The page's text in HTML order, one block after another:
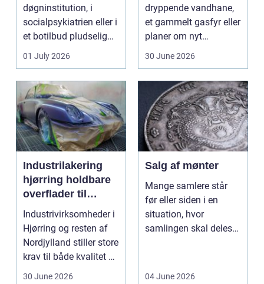
døgninstitution, i
socialpsykiatrien eller i
et botilbud pludselig
ændrer sig, k...
01 July 2026
dryppende vandhane,
et gammelt gasfyr eller
planer om nyt
30 June 2026
Industrilakering
hjørring holdbare
overflader til
industri og erhverv
Industrivirksomheder i
Hjørring og resten af
Nordjylland stiller store
krav til både kvalitet og
30 June 2026
Salg af mønter
Mange samlere står
før eller siden i en
situation, hvor
samlingen skal deles
04 June 2026